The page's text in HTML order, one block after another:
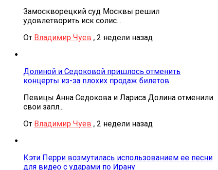
Замоскворецкий суд Москвы решил
удовлетворить иск солис...
От Владимир Чуев , 2 недели назад
Долиной и Седоковой пришлось отменить
концерты из-за плохих продаж билетов
Певицы Анна Седокова и Лариса Долина отменили
свои запл...
От Владимир Чуев , 2 недели назад
Кэти Перри возмутилась использованием ее песни
для видео с ударами по Ирану